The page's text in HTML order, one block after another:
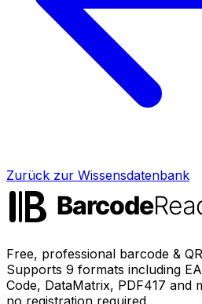
Zurück zur Wissensdatenbank
Free, professional barcode &
Supports 9 formats including
Code, DataMatrix, PDF417 and